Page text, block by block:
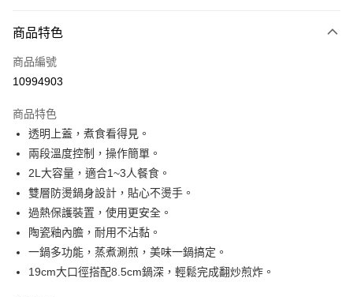
全家線上支付
運送方式
本島宅配-活動商品
免運費
離島宅配-常溫商品
免運費
商品特色
商品編號
10994903
商品特色
透明上蓋，煮食看得見。
兩段溫度控制，操作簡單。
2L大容量，適合1~3人餐食。
雙層防燙鍋身設計，貼心不燙手。
過熱保護裝置，使用更安全。
陶瓷釉內膽，耐用不沾黏。
一鍋多功能，蒸煮涮煎，美味一鍋搞定。
19cm大口徑搭配8.5cm鍋深，輕鬆完成翻炒煎炸。